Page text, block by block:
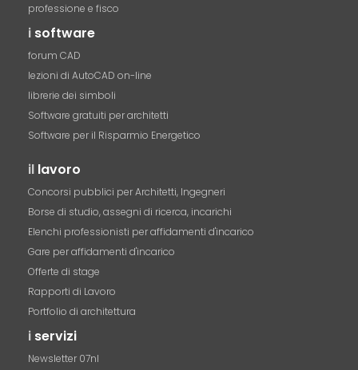
professione e fisco
i software
forum CAD
lezioni di AutoCAD on-line
librerie dei simboli
Software gratuiti per architetti
Software per il Risparmio Energetico
il lavoro
Concorsi pubblici per Architetti, Ingegneri
Borse di studio, assegni di ricerca, incarichi
Elenchi professionisti per affidamenti d'incarico
Gare per affidamenti d'incarico
Offerte di stage
Rapporti di Lavoro
Portfolio di architettura
i servizi
Newsletter 07nl